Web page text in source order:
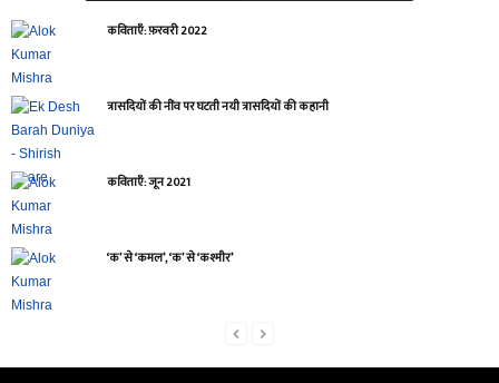
कविताएँ: फ़रवरी 2022
त्रासदियों की नींव पर घटती नयी त्रासदियों की कहानी
कविताएँ: जून 2021
‘क’ से ‘कमल’, ‘क’ से ‘कश्मीर’